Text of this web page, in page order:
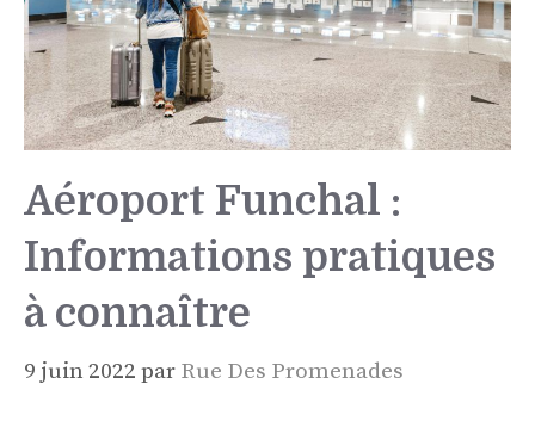
Aéroport Funchal :
Informations pratiques
à connaître
9 juin 2022 par Rue Des Promenades